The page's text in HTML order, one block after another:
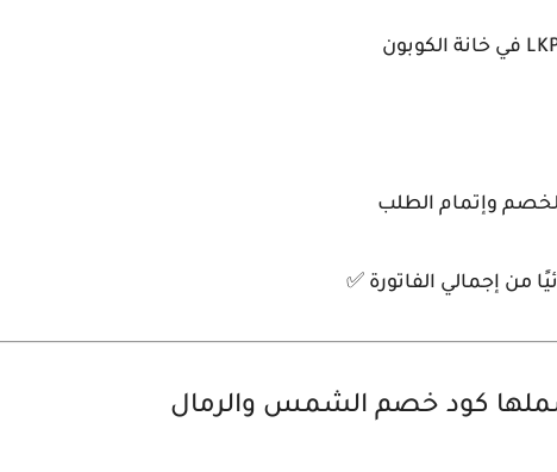
في خانة الكوبون
وإتمام الطلب
من إجمالي الفاتورة ✅
كود خصم الشمس والرمال